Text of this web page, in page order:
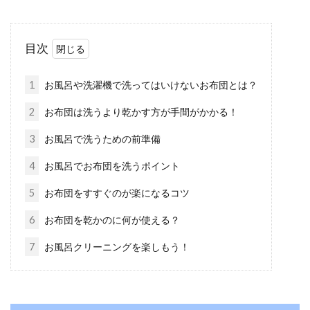
お布団のホコリやダニを取り除くのに、布団を
掃除機にかけることは効果的です。そもそも、
お布団やシーツの破れを直そう！補
修方法・縫い方をご紹介
長く同じ寝具を使っていると、シーツや敷布団
が破れてきてしまいます。お布団の破れはその
ままにし...
目次
1 お風呂や洗濯機で洗ってはいけないお布団とは？
2 お布団は洗うより乾かす方が手間がかかる！
3 お風呂で洗うための前準備
4 お風呂でお布団を洗うポイント
5 お布団をすすぐのが楽になるコツ
6 お布団を乾かのに何が使える？
7 お風呂クリーニングを楽しもう！